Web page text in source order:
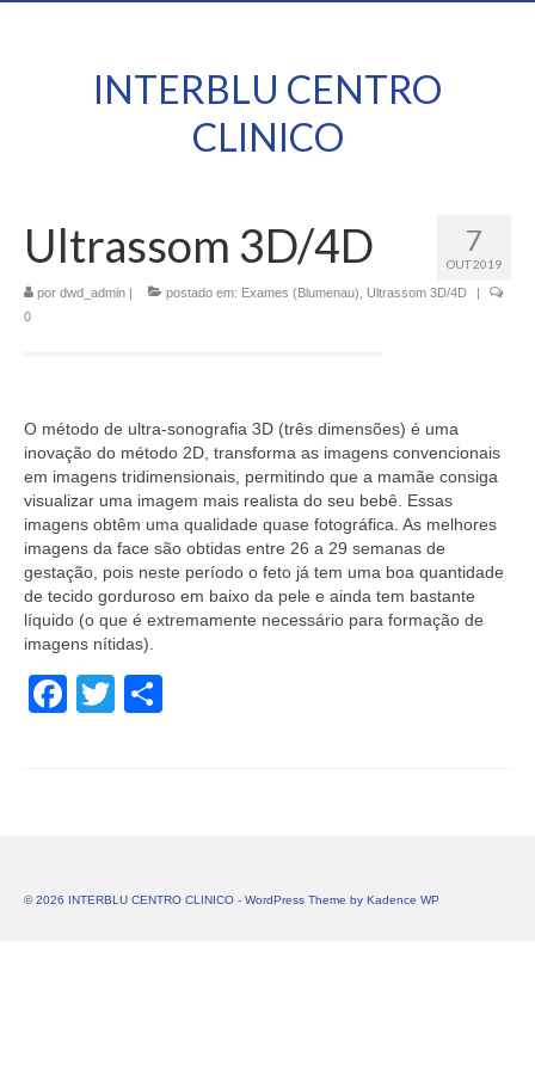
INTERBLU CENTRO
CLINICO
7
OUT 2019
Ultrassom 3D/4D
por dwd_admin | postado em: Exames (Blumenau) Ultrassom 3D/4D
|
0
O método de ultra-sonografia 3D (três dimensões) é uma
inovação do método 2D, transforma as imagens convencionais
em imagens tridimensionais, permitindo que a mamãe consiga
visualizar uma imagem mais realista do seu bebê. Essas
imagens obtêm uma qualidade quase fotográfica. As melhores
imagens da face são obtidas entre 26 a 29 semanas de
gestação, pois neste período o feto já tem uma boa quantidade
de tecido gorduroso em baixo da pele e ainda tem bastante
líquido (o que é extremamente necessário para formação de
imagens nítidas).
Facebook
Twitter
© 2026 INTERBLU CENTRO CLINICO - WordPress Theme by Kadence WP